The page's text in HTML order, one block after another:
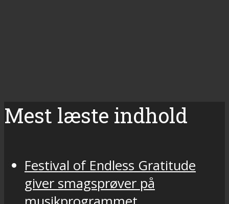
Mest læste indhold
Festival of Endless Gratitude
giver smagsprøver på